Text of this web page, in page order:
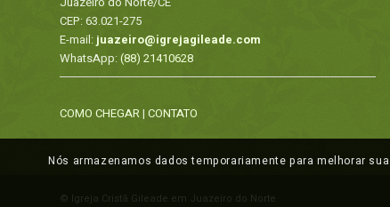
CEP: 63.021-275
E-mail: juazeiro@igrejagileade.com
WhatsApp:(88) 21410628
COMO CHEGAR| CONTATO
© Igreja Cristã Gileade em Juazeiro do Norte
Nós armazenamos dados temporariamente para melhorar